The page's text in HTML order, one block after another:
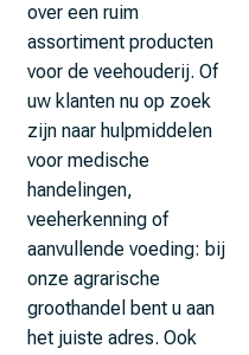
over een ruim
assortiment producten
voor de veehouderij. Of
uw klanten nu op zoek
zijn naar hulpmiddelen
voor medische
handelingen,
veeherkenning of
aanvullende voeding: bij
onze agrarische
groothandel bent u aan
het juiste adres. Ook